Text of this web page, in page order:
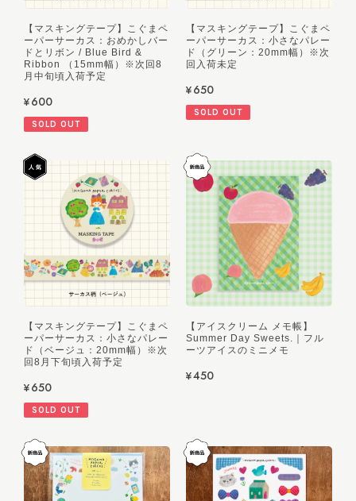
【マスキングテープ】こぐまペ
ーパーサーカス：おめかしバー
ドとリボン / Blue Bird &
Ribbon （15mm幅）※次回8
月中旬頃入荷予定
¥600
SOLD OUT
【マスキングテープ】こぐまペ
ーパーサーカス：小さなパレー
ド（グリーン：20mm幅）※次
回入荷未定
¥650
SOLD OUT
【マスキングテープ】こぐまペ
ーパーサーカス：小さなパレー
ド（ベージュ：20mm幅）※次
回8月下旬頃入荷予定
¥650
SOLD OUT
【アイスクリーム メモ帳】
Summer Day Sweets.｜フル
ーツアイスのミニメモ
¥450